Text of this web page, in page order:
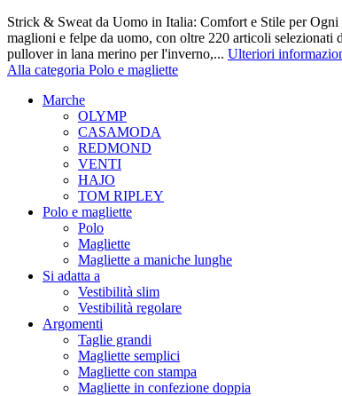
Strick & Sweat da Uomo in Italia: Comfort e Stile per
maglioni e felpe da uomo, con oltre 220 articoli
pullover in lana merino per l'inverno,... Ulteriori
Alla categoria Polo e magliette
Marche
OLYMP
CASAMODA
REDMOND
VENTI
HAJO
TOM RIPLEY
Polo e magliette
Polo
Magliette
Magliette a maniche lunghe
Si adatta a
Vestibilità slim
Vestibilità regolare
Argomenti
Taglie grandi
Magliette semplici
Magliette con stampa
Magliette in confezione doppia